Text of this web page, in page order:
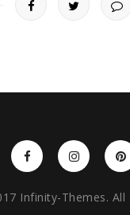
Infinity-Themes. All